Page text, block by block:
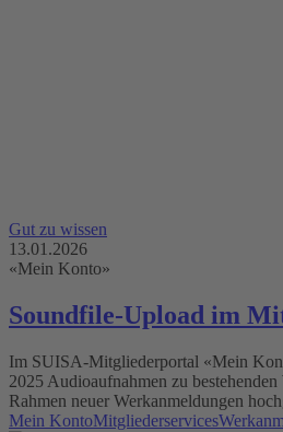
Gut zu wissen
13.01.2026
«Mein Konto»
Soundfile-Upload im
Im SUISA-Mitgliederportal «Mein
2025 Audioaufnahmen zu
Rahmen neuer Werkanmeldungen
Mein KontoMitgliederservices